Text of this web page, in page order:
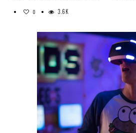
0 3.6K